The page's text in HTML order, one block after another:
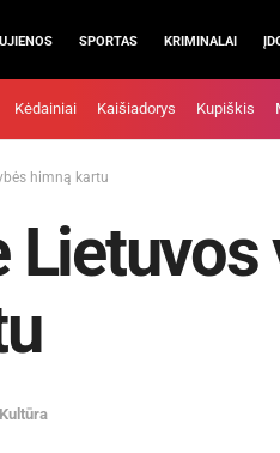
SPORTAS KRIMINALAI
Kėdainiai Kaišiadorys Kupiškis
himną kartu
Lietuvos
Kultūra